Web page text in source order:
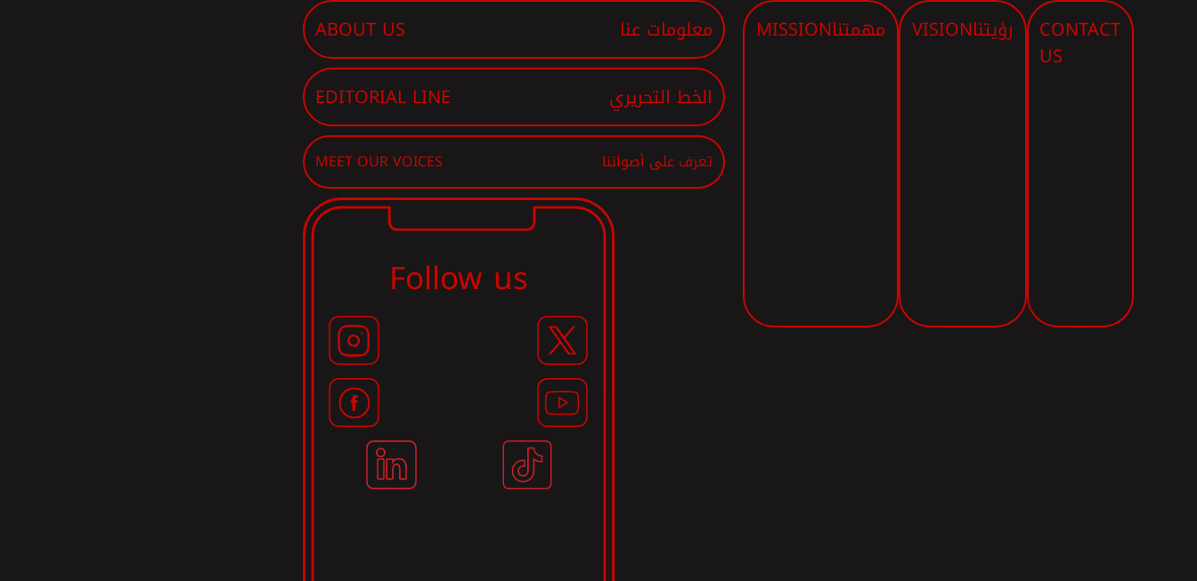
ABOUT US
معلومات عنا
EDITORIAL LINE
الخط التحريري
MEET OUR VOICES تعرف على أصواتنا
Follow us
MISSIONمهمتنا VISIONرؤيتنا CONTACT
US